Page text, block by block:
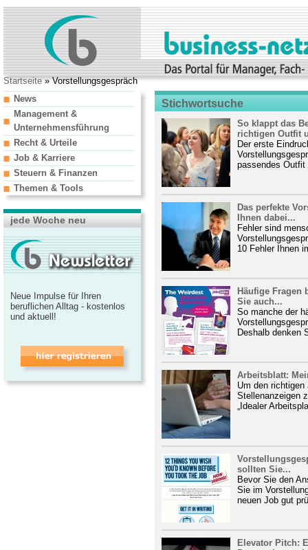
Startseite» Vorstellungsgespräch
Stichwortsuche
So klappt das
richtigen Outfit
Der erste
passendes
Das perfekte
Ihnen dabei...
Fehler sind
10 Fehler Ihnen
Häufige Fragen
Sie auch...
So manche der
Deshalb denken
Arbeitsblatt:
Um den
Stellenanzeigen
„Idealer
sollten Sie...
Bevor Sie den
Sie im
neuen Job gut
Elevator Pitch:
News
Management &
Unternehmensführung
Recht & Urteile
Job & Karriere
Steuern & Finanzen
Themen & Tools
jede Woche neu
Neue Impulse für Ihren
beruflichen Alltag - kostenlos
und aktuell!